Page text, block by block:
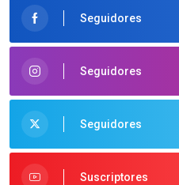
Seguidores
Seguidores
Seguidores
Suscriptores